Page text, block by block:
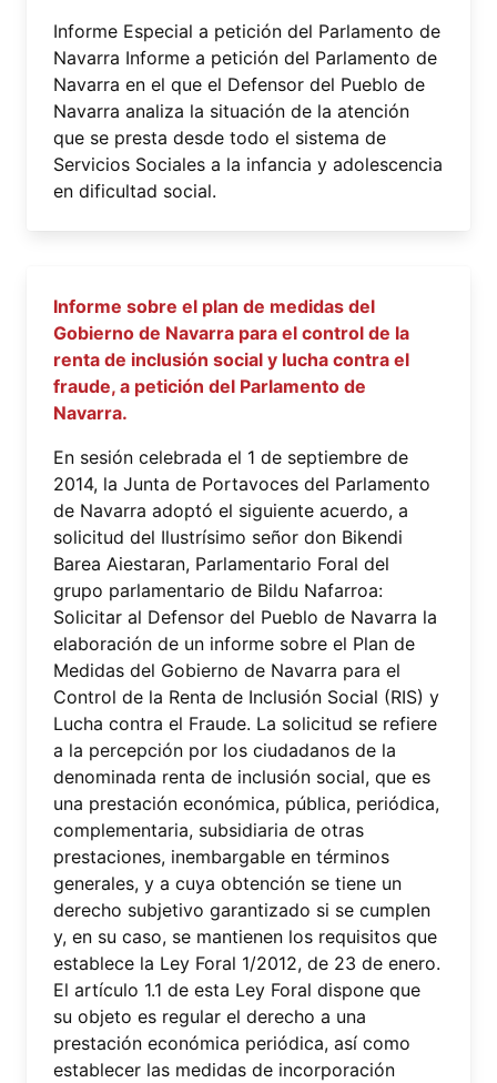
Informe Especial a petición del Parlamento de
Navarra Informe a petición del Parlamento de
Navarra en el que el Defensor del Pueblo de
Navarra analiza la situación de la atención
que se presta desde todo el sistema de
Servicios Sociales a la infancia y adolescencia
en dificultad social.
Informe sobre el plan de medidas del
Gobierno de Navarra para el control de la
renta de inclusión social y lucha contra el
fraude, a petición del Parlamento de
Navarra.
En sesión celebrada el 1 de septiembre de
2014, la Junta de Portavoces del Parlamento
de Navarra adoptó el siguiente acuerdo, a
solicitud del Ilustrísimo señor don Bikendi
Barea Aiestaran, Parlamentario Foral del
grupo parlamentario de Bildu Nafarroa:
Solicitar al Defensor del Pueblo de Navarra la
elaboración de un informe sobre el Plan de
Medidas del Gobierno de Navarra para el
Control de la Renta de Inclusión Social (RIS) y
Lucha contra el Fraude. La solicitud se refiere
a la percepción por los ciudadanos de la
denominada renta de inclusión social, que es
una prestación económica, pública, periódica,
complementaria, subsidiaria de otras
prestaciones, inembargable en términos
generales, y a cuya obtención se tiene un
derecho subjetivo garantizado si se cumplen
y, en su caso, se mantienen los requisitos que
establece la Ley Foral 1/2012, de 23 de enero.
El artículo 1.1 de esta Ley Foral dispone que
su objeto es regular el derecho a una
prestación económica periódica, así como
establecer las medidas de incorporación